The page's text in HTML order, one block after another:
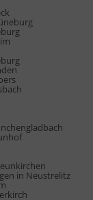
in Neustrelitz